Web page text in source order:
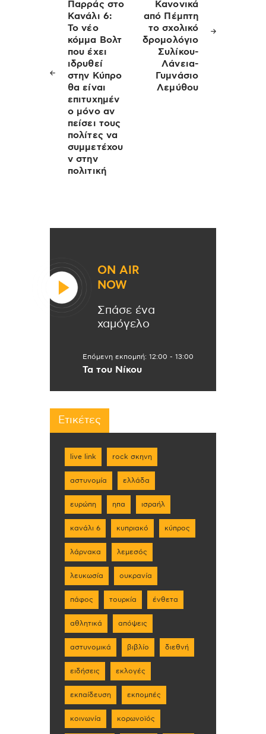
Παρράς στο
Κανάλι 6:
Το νέο
κόμμα Βολτ
που έχει
ιδρυθεί
στην Κύπρο
θα είναι
επιτυχημέν
ο μόνο αν
πείσει τους
πολίτες να
συμμετέχου
ν στην
πολιτική
Κανονικά
από Πέμπτη
το σχολικό
δρομολόγιο
Συλίκου-
Λάνεια-
Γυμνάσιο
Λεμύθου
ON AIR
NOW
Σπάσε ένα
χαμόγελο
Επόμενη εκπομπή: 12:00 - 13:00
Τα του Νίκου
Ετικέτες
live link rock σκηνη
αστυνομία ελλάδα
ευρώπη ηπα ισραήλ
κανάλι 6 κυπριακό κύπρος
λάρνακα λεμεσός
λευκωσία ουκρανία
πάφος τουρκία ένθετα
αθλητικά απόψεις
αστυνομικά βιβλίο διεθνή
ειδήσεις εκλογές
εκπαίδευση εκπομπές
κοινωνία κορωνοϊός